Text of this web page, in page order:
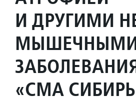
И ДРУГИМИ
«СМА